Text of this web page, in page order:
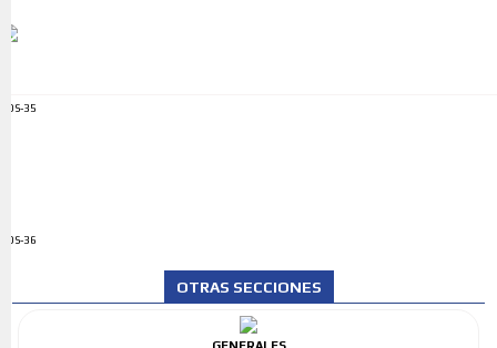
ADS-35
ADS-36
OTRAS SECCIONES